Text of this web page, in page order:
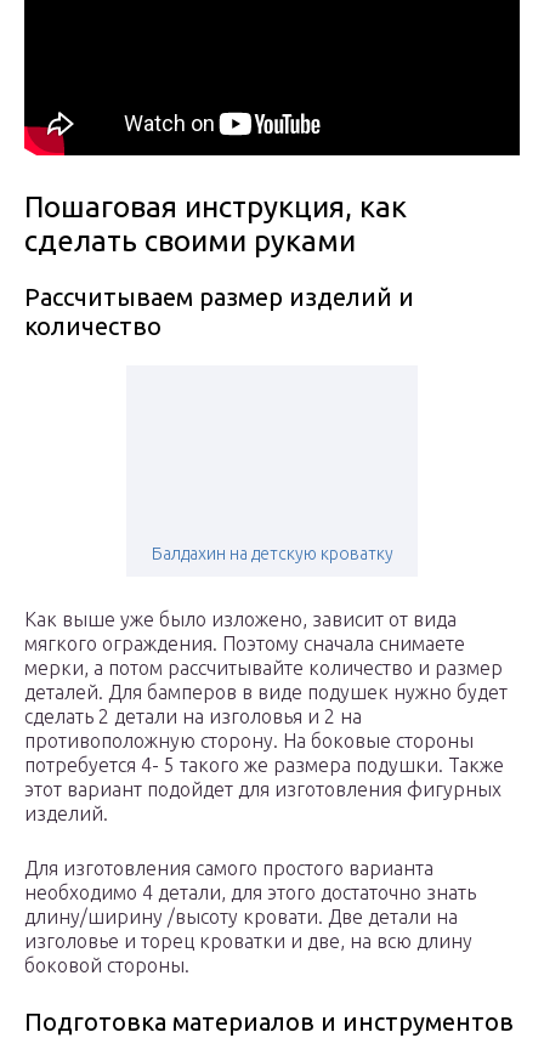
Пошаговая инструкция, как
сделать своими руками
Рассчитываем размер изделий и
количество
Балдахин на детскую кроватку
Как выше уже было изложено, зависит от вида
мягкого ограждения. Поэтому сначала снимаете
мерки, а потом рассчитывайте количество и размер
деталей. Для бамперов в виде подушек нужно будет
сделать 2 детали на изголовья и 2 на
противоположную сторону. На боковые стороны
потребуется 4- 5 такого же размера подушки. Также
этот вариант подойдет для изготовления фигурных
изделий.
Для изготовления самого простого варианта
необходимо 4 детали, для этого достаточно знать
длину/ширину /высоту кровати. Две детали на
изголовье и торец кроватки и две, на всю длину
боковой стороны.
Подготовка материалов и инструментов